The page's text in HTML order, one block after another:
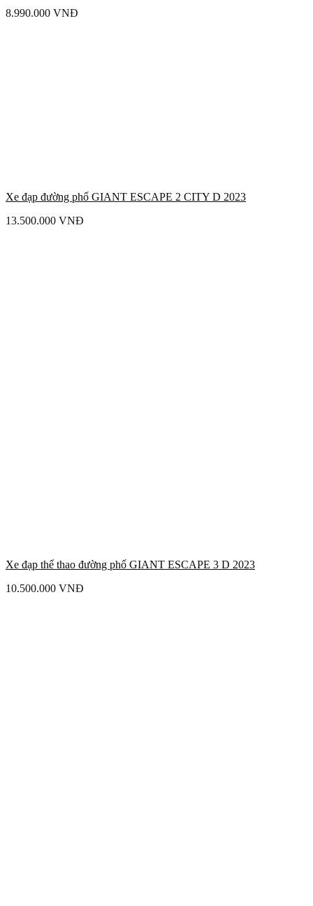
8.990.000 VNĐ
Xe đạp đường phố GIANT ESCAPE 2 CITY D 2023
13.500.000 VNĐ
Xe đạp thể thao đường phố GIANT ESCAPE 3 D 2023
10.500.000 VNĐ